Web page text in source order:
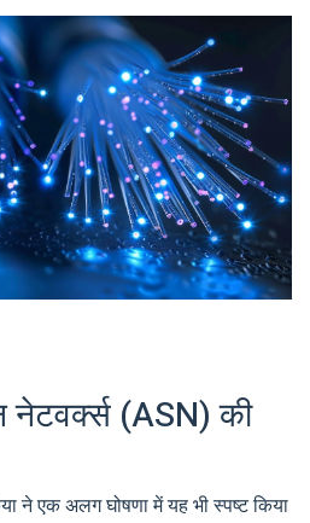
(ASN) की
ने एक अलग घोषणा में यह भी स्पष्ट किया